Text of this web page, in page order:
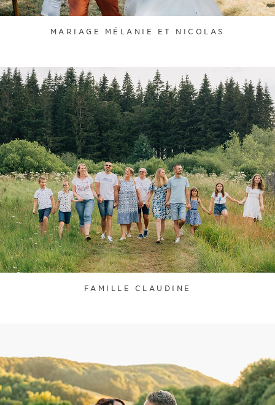
MARIAGE MÉLANIE ET NICOLAS
FAMILLE CLAUDINE